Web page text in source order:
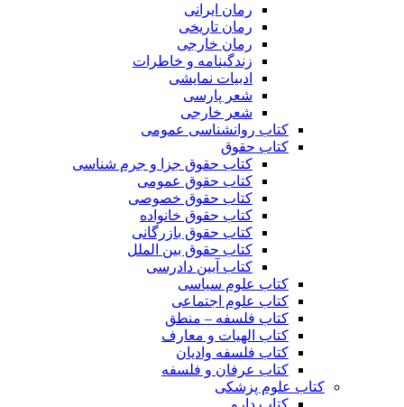
رمان ایرانی
رمان تاریخی
رمان خارجی
زندگینامه و خاطرات
ادبیات نمایشی
شعر پارسی
شعر خارجی
کتاب روانشناسی عمومی
کتاب حقوق
کتاب حقوق جزا و جرم شناسی
کتاب حقوق عمومی
کتاب حقوق خصوصی
کتاب حقوق خانواده
کتاب حقوق بازرگانی
کتاب حقوق بین الملل
کتاب آیین دادرسی
کتاب علوم سیاسی
کتاب علوم اجتماعی
کتاب فلسفه – منطق
کتاب الهیات و معارف
کتاب فلسفه وادیان
کتاب عرفان و فلسفه
کتاب علوم پزشکی
کتاب دارو